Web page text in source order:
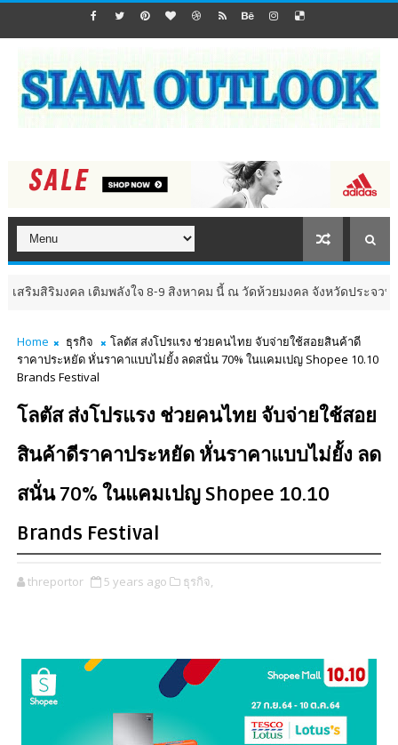
มงคล เติมพลังใจ 8-9 สิงหาคม นี้ ณ วัดห้วยมงคล จังหวัดประจวบคีรีขันธ์
Home ธุรกิจ
โลตัส ส่งโปรแรง ช่วยคนไทย จับจ่ายใช้สอยสินค้าดี
ราคาประหยัด หั่นราคาแบบไม่ยั้ง ลดสนั่น 70% ในแคมเปญ Shopee 10.10
Brands Festival
โลตัส ส่งโปรแรง ช่วยคนไทย จับจ่ายใช้สอย
สินค้าดีราคาประหยัด หั่นราคาแบบไม่ยั้ง ลด
สนั่น 70% ในแคมเปญ Shopee 10.10
Brands Festival
threportor 5 years ago ธุรกิจ,